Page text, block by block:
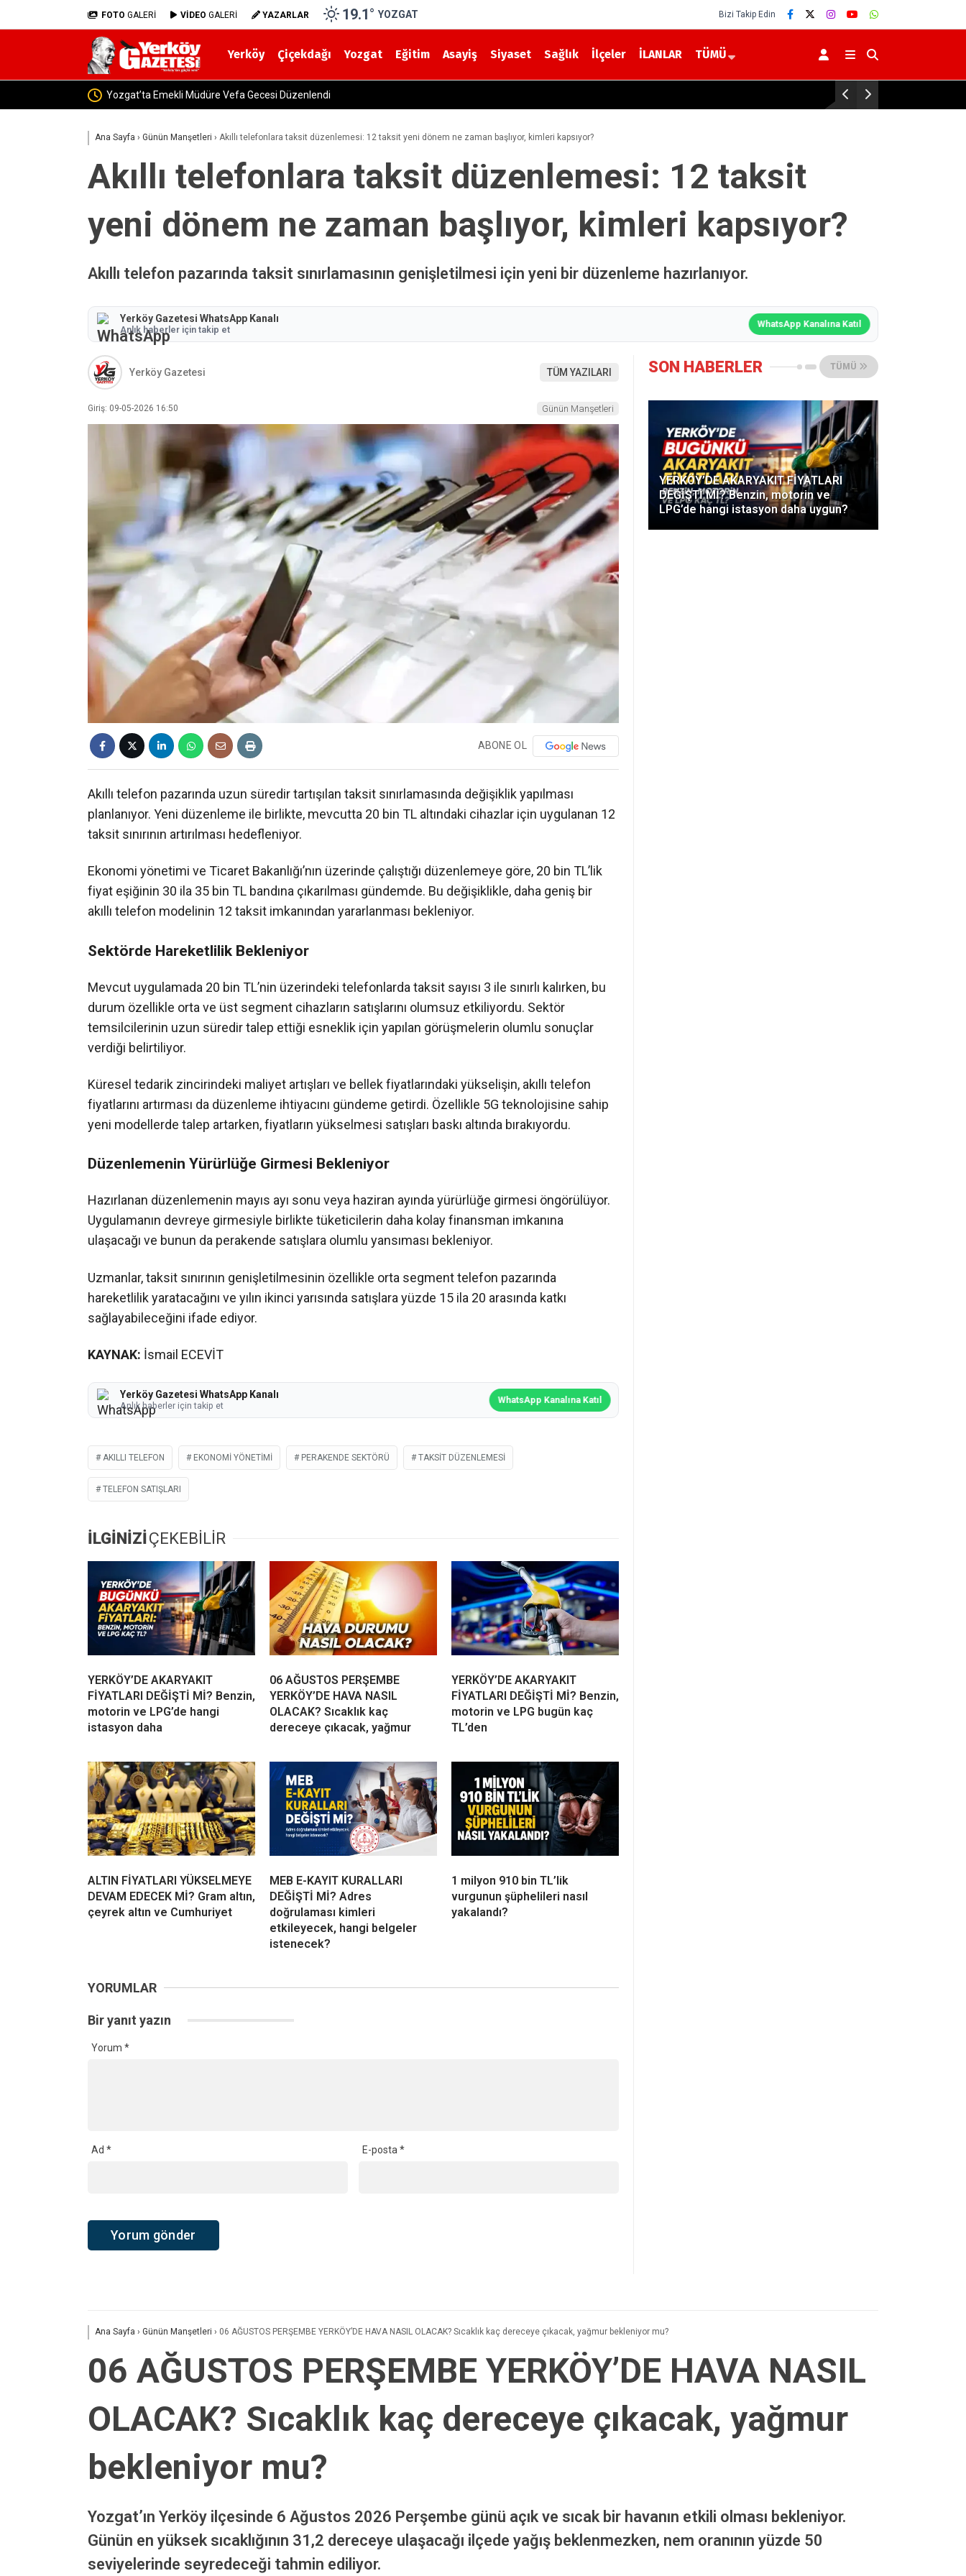
FOTO GALERİ VİDEO GALERİ YAZARLAR 19.1° YOZGAT Bizi Takip Edin
Yerköy Çiçekdağı Yozgat Eğitim Asayiş Siyaset Sağlık İlçeler İLANLAR TÜMÜ
Yozgat-Yerköy Yolunda Korkutan Kaza! Yolcu Otobüsü ile Traktör Çarpıştı
Ana Sayfa › Günün Manşetleri › Akıllı telefonlara taksit düzenlemesi: 12 taksit yeni dönem ne zaman başlıyor, kimleri kapsıyor?
Akıllı telefonlara taksit düzenlemesi: 12 taksit
yeni dönem ne zaman başlıyor, kimleri kapsıyor?
Akıllı telefon pazarında taksit sınırlamasının genişletilmesi için yeni bir düzenleme hazırlanıyor.
Yerköy Gazetesi WhatsApp Kanalı
Anlık haberler için takip et
WhatsApp Kanalına Katıl
Yerköy Gazetesi TÜM YAZILARI
Giriş: 09-05-2026 16:50 Günün Manşetleri
ABONE OL
Akıllı telefon pazarında uzun süredir tartışılan taksit sınırlamasında değişiklik yapılması
planlanıyor. Yeni düzenleme ile birlikte, mevcutta 20 bin TL altındaki cihazlar için uygulanan 12
taksit sınırının artırılması hedefleniyor.
Ekonomi yönetimi ve Ticaret Bakanlığı’nın üzerinde çalıştığı düzenlemeye göre, 20 bin TL’lik
fiyat eşiğinin 30 ila 35 bin TL bandına çıkarılması gündemde. Bu değişiklikle, daha geniş bir
akıllı telefon modelinin 12 taksit imkanından yararlanması bekleniyor.
Sektörde Hareketlilik Bekleniyor
Mevcut uygulamada 20 bin TL’nin üzerindeki telefonlarda taksit sayısı 3 ile sınırlı kalırken, bu
durum özellikle orta ve üst segment cihazların satışlarını olumsuz etkiliyordu. Sektör
temsilcilerinin uzun süredir talep ettiği esneklik için yapılan görüşmelerin olumlu sonuçlar
verdiği belirtiliyor.
Küresel tedarik zincirindeki maliyet artışları ve bellek fiyatlarındaki yükselişin, akıllı telefon
fiyatlarını artırması da düzenleme ihtiyacını gündeme getirdi. Özellikle 5G teknolojisine sahip
yeni modellerde talep artarken, fiyatların yükselmesi satışları baskı altında bırakıyordu.
Düzenlemenin Yürürlüğe Girmesi Bekleniyor
Hazırlanan düzenlemenin mayıs ayı sonu veya haziran ayında yürürlüğe girmesi öngörülüyor.
Uygulamanın devreye girmesiyle birlikte tüketicilerin daha kolay finansman imkanına
ulaşacağı ve bunun da perakende satışlara olumlu yansıması bekleniyor.
Uzmanlar, taksit sınırının genişletilmesinin özellikle orta segment telefon pazarında
hareketlilik yaratacağını ve yılın ikinci yarısında satışlara yüzde 15 ila 20 arasında katkı
sağlayabileceğini ifade ediyor.
KAYNAK: İsmail ECEVİT
Yerköy Gazetesi WhatsApp Kanalı
Anlık haberler için takip et
WhatsApp Kanalına Katıl
AKILLI TELEFON EKONOMI YÖNETIMI PERAKENDE SEKTÖRÜ TAKSIT DÜZENLEMESI
TELEFON SATIŞLARI
İLGİNİZİÇEKEBİLİR
YERKÖY’DE AKARYAKIT
FİYATLARI DEĞİŞTİ Mİ? Benzin,
motorin ve LPG’de hangi
istasyon daha
06 AĞUSTOS PERŞEMBE
YERKÖY’DE HAVA NASIL
OLACAK? Sıcaklık kaç
dereceye çıkacak, yağmur
YERKÖY’DE AKARYAKIT
FİYATLARI DEĞİŞTİ Mİ? Benzin,
motorin ve LPG bugün kaç
TL’den
ALTIN FİYATLARI YÜKSELMEYE
DEVAM EDECEK Mİ? Gram altın,
çeyrek altın ve Cumhuriyet
MEB E-KAYIT KURALLARI
DEĞİŞTİ Mİ? Adres
doğrulaması kimleri
etkileyecek, hangi belgeler
istenecek?
1 milyon 910 bin TL’lik
vurgunun şüphelileri nasıl
yakalandı?
YORUMLAR
Bir yanıt yazın
Yorum *
Ad * E-posta*
SON HABERLER TÜMÜ
YERKÖY’DE AKARYAKIT FİYATLARI
DEĞİŞTİ Mİ? Benzin, motorin ve
LPG’de hangi istasyon daha uygun?
Ana Sayfa › Günün Manşetleri › 06 AĞUSTOS PERŞEMBE YERKÖY’DE HAVA NASIL OLACAK? Sıcaklık kaç dereceye çıkacak, yağmur bekleniyor mu?
06 AĞUSTOS PERŞEMBE YERKÖY’DE HAVA NASIL
OLACAK? Sıcaklık kaç dereceye çıkacak, yağmur
bekleniyor mu?
Yozgat’ın Yerköy ilçesinde 6 Ağustos 2026 Perşembe günü açık ve sıcak bir havanın etkili olması bekleniyor.
Günün en yüksek sıcaklığının 31,2 dereceye ulaşacağı ilçede yağış beklenmezken, nem oranının yüzde 50
seviyelerinde seyredeceği tahmin ediliyor.